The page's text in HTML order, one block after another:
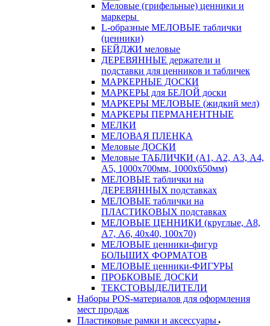
Меловые (грифельные) ценники и
маркеры
L-образные МЕЛОВЫЕ таблички
(ценники)
БЕЙДЖИ меловые
ДЕРЕВЯННЫЕ держатели и
подставки для ценников и табличек
МАРКЕРНЫЕ ДОСКИ
МАРКЕРЫ для БЕЛОЙ доски
МАРКЕРЫ МЕЛОВЫЕ (жидкий мел)
МАРКЕРЫ ПЕРМАНЕНТНЫЕ
МЕЛКИ
МЕЛОВАЯ ПЛЕНКА
Меловые ДОСКИ
Меловые ТАБЛИЧКИ (А1, А2, А3, А4,
А5, 1000х700мм, 1000х650мм)
МЕЛОВЫЕ таблички на
ДЕРЕВЯННЫХ подставках
МЕЛОВЫЕ таблички на
ПЛАСТИКОВЫХ подставках
МЕЛОВЫЕ ЦЕННИКИ (круглые, А8,
А7, А6, 40х40, 100х70)
МЕЛОВЫЕ ценники-фигур
БОЛЬШИХ ФОРМАТОВ
МЕЛОВЫЕ ценники-ФИГУРЫ
ПРОБКОВЫЕ ДОСКИ
ТЕКСТОВЫДЕЛИТЕЛИ
Наборы POS-материалов для оформления
мест продаж
Пластиковые рамки и аксессуары